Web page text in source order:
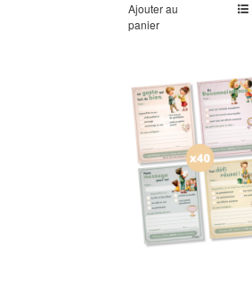
Ajouter au
panier